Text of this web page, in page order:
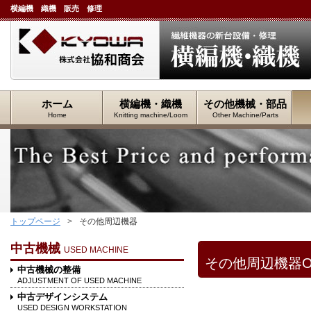
横編機 織機 販売 修理
ホーム
Home
横編機・織機
Knitting machine/Loom
その他機械・部品
Other Machine/Parts
トップページ その他周辺機器
その他周辺機器
中古機械 USED MACHINE
中古機械の整備
ADJUSTMENT OF USED MACHINE
中古デザインシステム
USED DESIGN WORKSTATION